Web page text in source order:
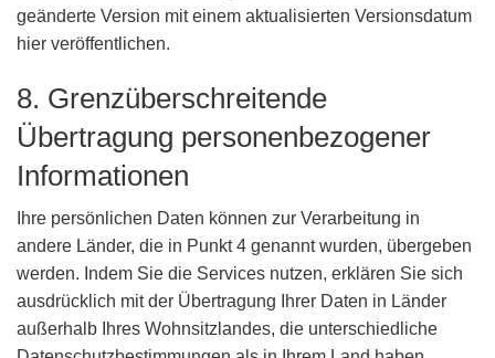
geänderte Version mit einem aktualisierten Versionsdatum
hier veröffentlichen.
8. Grenzüberschreitende
Übertragung personenbezogener
Informationen
Ihre persönlichen Daten können zur Verarbeitung in
andere Länder, die in Punkt 4 genannt wurden, übergeben
werden. Indem Sie die Services nutzen, erklären Sie sich
ausdrücklich mit der Übertragung Ihrer Daten in Länder
außerhalb Ihres Wohnsitzlandes, die unterschiedliche